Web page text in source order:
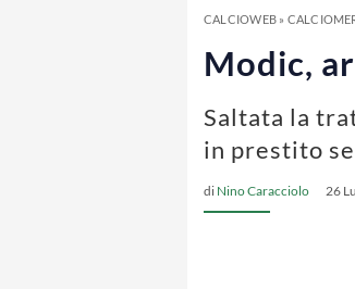
CALCIOWEB»
Modic,
Saltata la
in prestito
di Nino Caracciolo 26